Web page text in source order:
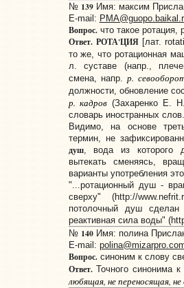
№ 139Имя: максим
E-mail:
Вопрос.что такое ротация,
Ответ. РОТА'ЦИЯ[лат.
то же, что ротационная
л. суставе (напр.,
смена, напр.р.
должности, обновление
р. кадров(Захаренко Е.
словарь иностранных
Видимо, на основе
термин, не
душ, вода из которого
вытекать сменяясь,
варианты употребления
"...ротационный душ -
сверху" (http://
потолочный душ
реактивная сила воды"
№ 140Имя: полина
E-mail:
Вопрос.синоним к слову
Ответ.Точного синонима
любящая, не переносящая,